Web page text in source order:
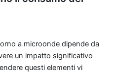
a microonde dipende da
un impatto significativo
questi elementi vi